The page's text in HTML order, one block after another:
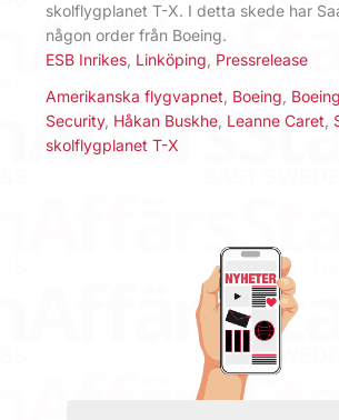
skolflygplanet T-X. I detta skede har
någon order från Boeing.
ESB Inrikes Linköping Pressrelease
Amerikanska flygvapnet, Boeing,
Security, Håkan Buskhe, Leanne Caret,
skolflygplanet T-X